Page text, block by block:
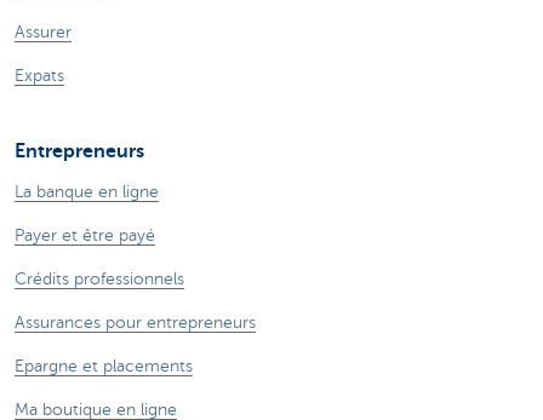
Assurer
Expats
Entrepreneurs
La banque en ligne
Payer et être payé
Crédits professionnels
Assurances pour entrepreneurs
Epargne et placements
Ma boutique en ligne